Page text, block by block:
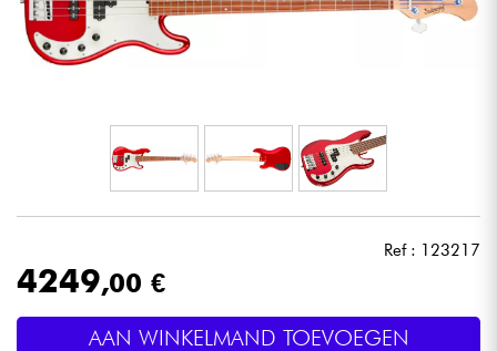
Hoofdtelefoon
Licht
Drums & percussie
Ref : 123217
4249,00 €
AAN WINKELMAND TOEVOEGEN